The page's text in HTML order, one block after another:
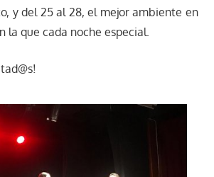
y del 25 al 28, el mejor ambiente en
la que cada noche especial.